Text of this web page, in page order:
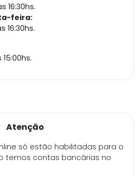
16:30hs.
feira:
16:30hs.
Atenção
só estão habilitadas para o
temos contas bancárias no